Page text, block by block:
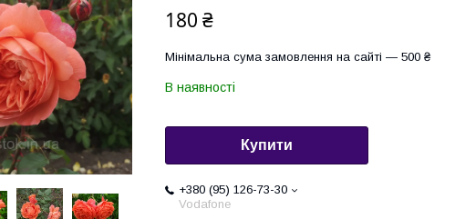
180 ₴
Мінімальна сума замовлення на сайті — 500 ₴
В наявності
Купити
+380 (95) 126-73-30
Vodafone